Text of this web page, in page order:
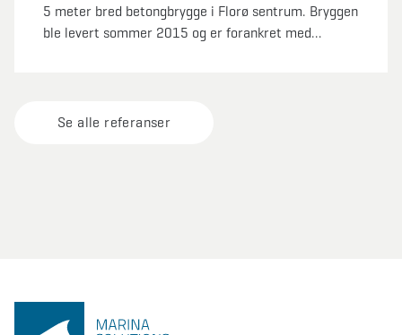
5 meter bred betongbrygge i Florø sentrum. Bryggen
ble levert sommer 2015 og er forankret med
Se alle referanser